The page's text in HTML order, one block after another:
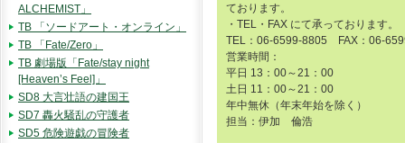
ております。
・TEL・FAX にて承っております。
TEL：06-6599-8805 FAX：06-
営業時間：
平日 13：00～21：00
土日 11：00～21：00
年中無休（年末年始を除く）
担当：伊加 倫浩
ALCHEMIST」
TB 「ソードアート・オンライン」
TB 「Fate/Zero」
TB 劇場版「Fate/stay night
[Heaven’s Feel]」
SD8 大言壮語の建国王
SD7 轟火騒乱の守護者
SD5 危険遊戯の冒険者